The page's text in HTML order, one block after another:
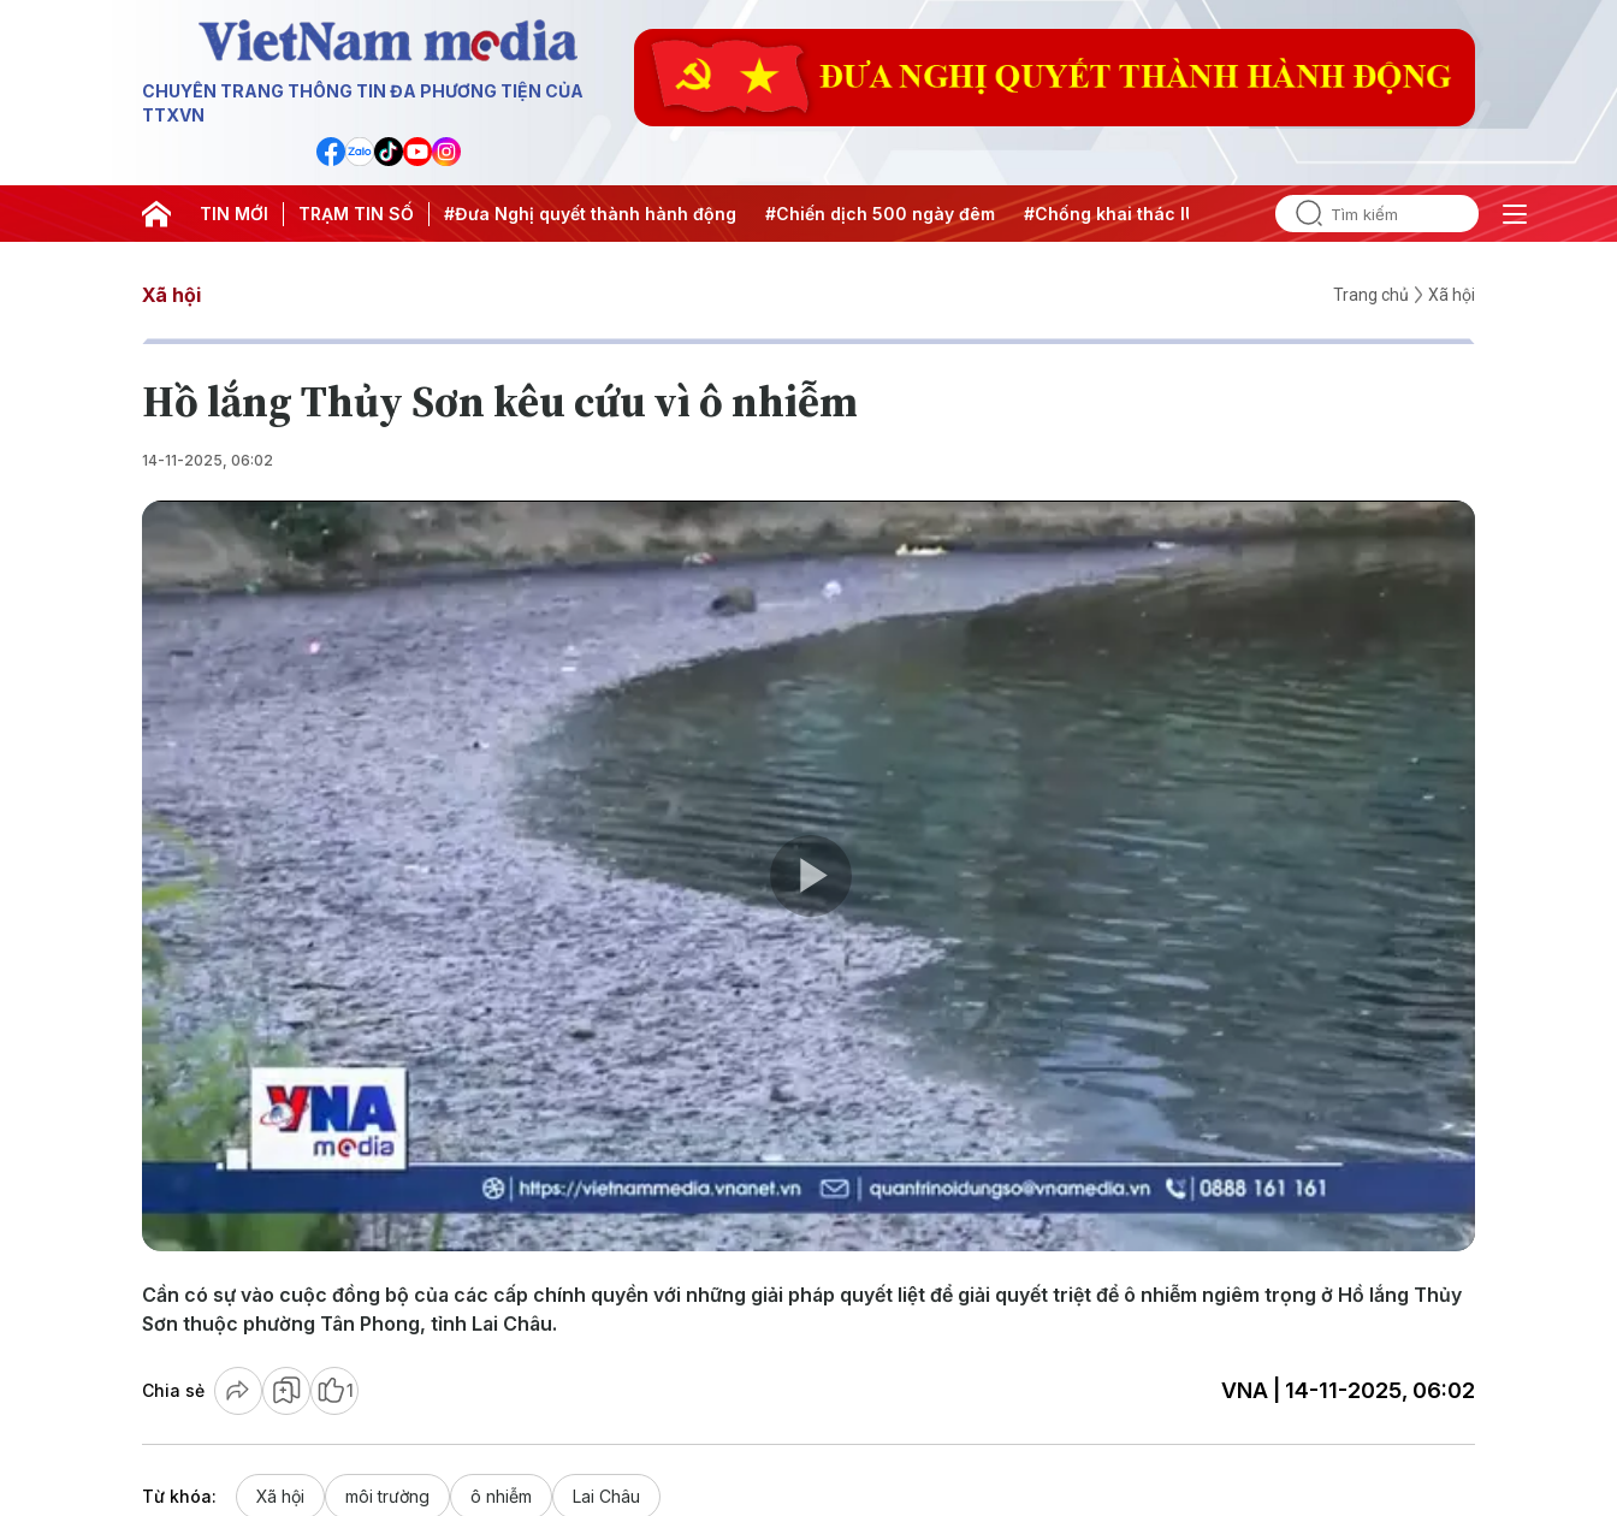
CHUYÊN TRANG THÔNG TIN ĐA PHƯƠNG TIỆN CỦA
TTXVN
TIN MỚI TRẠM TIN SỐ
#Hội nghị Trung ương 3 #Đưa Nghị quyết thành hành động #Chiến dịch 500 ngày đêm #Chống khai thác IUU #Căng thẳng Trung Đông #An ninh năng
Xã hội Trang chủ Xã hội
Hồ lắng Thủy Sơn kêu cứu vì ô nhiễm
14-11-2025, 06:02
Play
Video
Cần có sự vào cuộc đồng bộ của các cấp chính quyền với những giải pháp quyết liệt để giải quyết triệt để ô nhiễm ngiêm trọng ở Hồ lắng Thủy
Sơn thuộc phường Tân Phong, tỉnh Lai Châu.
Chia sẻ 1 VNA | 14-11-2025, 06:02
Từ khóa: Xã hội môi trường ô nhiễm Lai Châu